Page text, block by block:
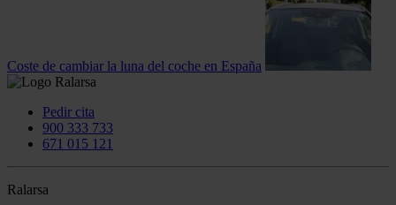
Coste de cambiar la luna del coche en España
Pedir cita
900 333 733
671 015 121
Ralarsa